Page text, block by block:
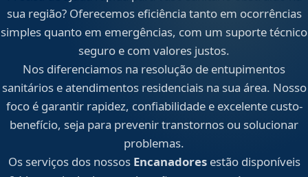
sua região? Oferecemos eficiência tanto em ocorrências
simples quanto em emergências, com um suporte técnico
seguro e com valores justos.
Nos diferenciamos na resolução de entupimentos
sanitários e atendimentos residenciais na sua área. Nosso
foco é garantir rapidez, confiabilidade e excelente custo-
benefício, seja para prevenir transtornos ou solucionar
problemas.
Os serviços dos nossos Encanadoresestão disponíveis